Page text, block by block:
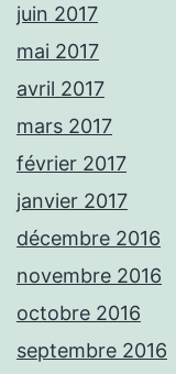
juin 2017
mai 2017
avril 2017
mars 2017
février 2017
janvier 2017
décembre 2016
novembre 2016
octobre 2016
septembre 2016